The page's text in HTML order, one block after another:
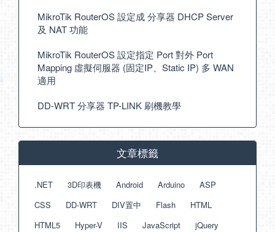
MikroTik RouterOS 設定成 分享器 DHCP Server
及 NAT 功能
MikroTik RouterOS 設定指定 Port 對外 Port
Mapping 虛擬伺服器 (固定IP、Static IP) 多 WAN
適用
DD-WRT 分享器 TP-LINK 刷機教學
文章標籤
.NET 3D印表機 Android Arduino
ASP
CSS
DD-WRT DIV置中 Flash
HTML
HTML5
Hyper-V IIS JavaScript
jQuery